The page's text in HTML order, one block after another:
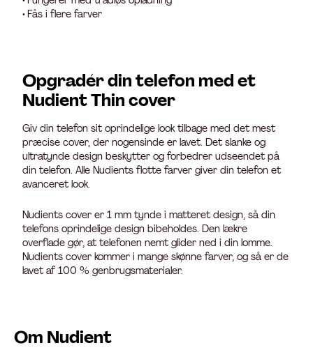
• Fås i flere farver
Opgradér din telefon med et
Nudient Thin cover
Giv din telefon sit oprindelige look tilbage med det mest
præcise cover, der nogensinde er lavet. Det slanke og
ultratynde design beskytter og forbedrer udseendet på
din telefon. Alle Nudients flotte farver giver din telefon et
avanceret look.
Nudients cover er 1 mm tynde i matteret design, så din
telefons oprindelige design bibeholdes. Den lækre
overflade gør, at telefonen nemt glider ned i din lomme.
Nudients cover kommer i mange skønne farver, og så er de
lavet af 100 % genbrugsmaterialer.
Om Nudient